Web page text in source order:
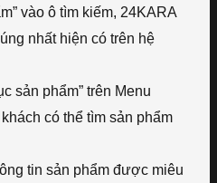
vào ô tìm kiếm, 24KARA
nhất hiện có trên hệ
sản phẩm” trên Menu
có thể tìm sản phẩm
tin sản phẩm được miêu